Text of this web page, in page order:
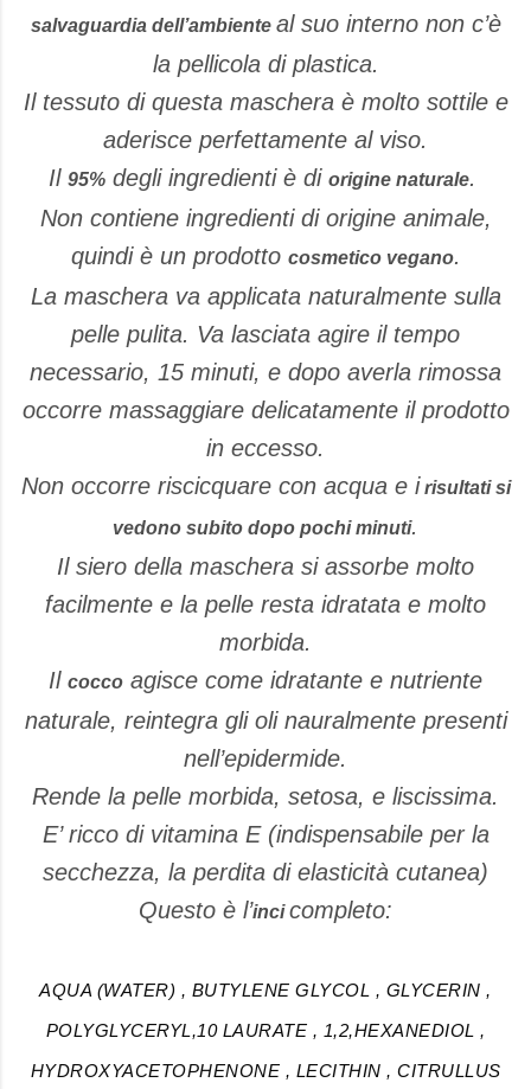
salvaguardia dell’ambiente al suo interno non c’è
la pellicola di plastica.
Il tessuto di questa maschera è molto sottile e
aderisce perfettamente al viso.
Il 95%degli ingredienti è di origine naturale.
Non contiene ingredienti di origine animale,
quindi è un prodotto cosmetico vegano.
La maschera va applicata naturalmente sulla
pelle pulita. Va lasciata agire il tempo
necessario, 15 minuti, e dopo averla rimossa
occorre massaggiare delicatamente il prodotto
in eccesso.
Non occorre riscicquare con acqua e irisultati si
vedono subito dopo pochi minuti.
Il siero della maschera si assorbe molto
facilmente e la pelle resta idratata e molto
morbida.
Il cocco agisce come idratante e nutriente
naturale, reintegra gli oli nauralmente presenti
nell’epidermide.
Rende la pelle morbida, setosa, e liscissima.
E’ ricco di vitamina E (indispensabile per la
secchezza, la perdita di elasticità cutanea)
Questo è l’incicompleto:
AQUA (WATER) , BUTYLENE GLYCOL , GLYCERIN ,
POLYGLYCERYL,10 LAURATE , 1,2,HEXANEDIOL ,
HYDROXYACETOPHENONE , LECITHIN , CITRULLUS